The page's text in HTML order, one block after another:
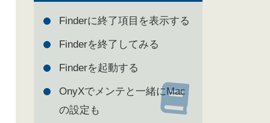
Finderに終了項目を表示する
Finderを終了してみる
Finderを起動する
OnyXでメンテと一緒にMac
の設定も